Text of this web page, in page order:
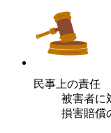
民事上の責任
被害者に
損害賠償